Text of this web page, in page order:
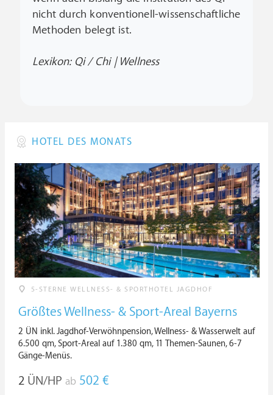
nicht durch konventionell-wissenschaftliche
Methoden belegt ist.
Lexikon: Qi / Chi | Wellness
HOTEL DES MONATS
5-STERNE WELLNESS- & SPORTHOTEL JAGDHOF
Größtes Wellness- & Sport-Areal Bayerns
2 ÜN inkl. Jagdhof-Verwöhnpension, Wellness- & Wasserwelt auf
6.500 qm, Sport-Areal auf 1.380 qm, 11 Themen-Saunen, 6-7
Gänge-Menüs.
2 ÜN/HP ab 502 €